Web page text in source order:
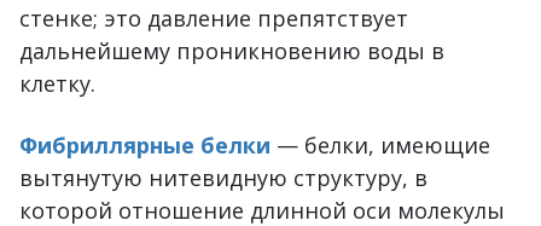
стенке; это давление препятствует
дальнейшему проникновению воды в
клетку.
Фибриллярные белки — белки, имеющие
вытянутую нитевидную структуру, в
которой отношение длинной оси молекулы